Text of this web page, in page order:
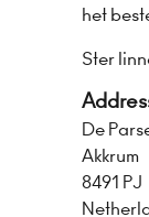
het
Ster
De
Akkrum
8491 PJ